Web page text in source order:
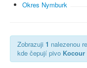
Okres Nymburk
Zobrazuji 1 nalezenou
kde čepují pivo Kocour